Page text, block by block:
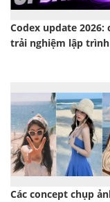
Codex update 2026:
trải nghiệm lập
Các concept chụp